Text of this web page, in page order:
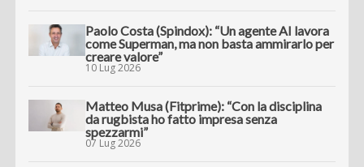
Paolo Costa (Spindox): “Un agente AI lavora
come Superman, ma non basta ammirarlo per
creare valore”
10 Lug 2026
Matteo Musa (Fitprime): “Con la disciplina
da rugbista ho fatto impresa senza
spezzarmi”
07 Lug 2026